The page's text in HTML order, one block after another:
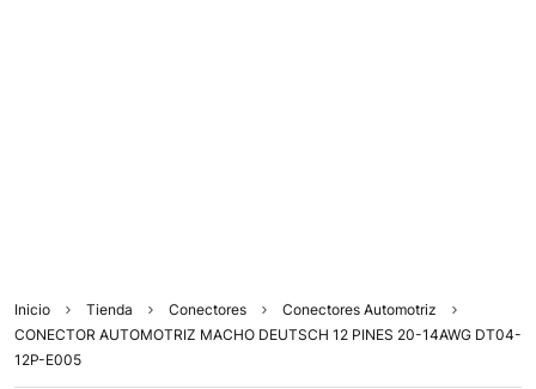
Inicio Tienda Conectores
Conectores Automotriz
CONECTOR AUTOMOTRIZ MACHO DEUTSCH 12 PINES 20-14AWG DT04-
12P-E005